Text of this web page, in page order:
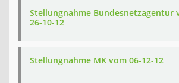
Stellungnahme Bundesnetzagentur
26-10-12
Stellungnahme MK vom 06-12-12